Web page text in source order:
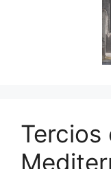
Tercios